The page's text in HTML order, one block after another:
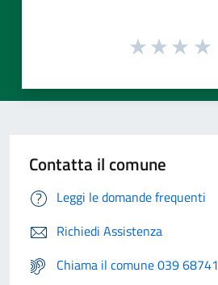
Contatta il comune
Leggi le domande frequenti
Richiedi Assistenza
Chiama il comune 039 68741